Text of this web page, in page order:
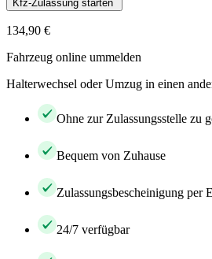
Kfz-Zulassung starten
134,90 €
Fahrzeug online ummelden
Halterwechsel oder Umzug in einen
Ohne zur Zulassungsstelle zu
Bequem von Zuhause
Zulassungsbescheinigung per
24/7 verfügbar